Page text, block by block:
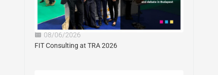
08/06/2026
FIT Consulting at TRA 2026